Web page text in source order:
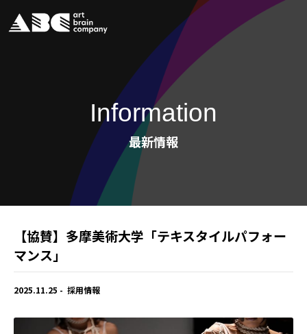
Information
最新情報
【協賛】多摩美術大学「テキスタイルパフォー
マンス」
2025.11.25 採用情報